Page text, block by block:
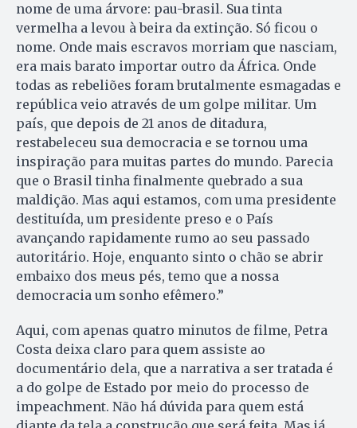
nome de uma árvore: pau-brasil. Sua tinta
vermelha a levou à beira da extinção. Só ficou o
nome. Onde mais escravos morriam que nasciam,
era mais barato importar outro da África. Onde
todas as rebeliões foram brutalmente esmagadas e
república veio através de um golpe militar. Um
país, que depois de 21 anos de ditadura,
restabeleceu sua democracia e se tornou uma
inspiração para muitas partes do mundo. Parecia
que o Brasil tinha finalmente quebrado a sua
maldição. Mas aqui estamos, com uma presidente
destituída, um presidente preso e o País
avançando rapidamente rumo ao seu passado
autoritário. Hoje, enquanto sinto o chão se abrir
embaixo dos meus pés, temo que a nossa
democracia um sonho efêmero.”
Aqui, com apenas quatro minutos de filme, Petra
Costa deixa claro para quem assiste ao
documentário dela, que a narrativa a ser tratada é
a do golpe de Estado por meio do processo de
impeachment. Não há dúvida para quem está